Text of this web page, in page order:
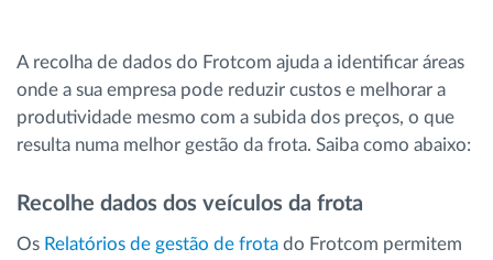
A recolha de dados do Frotcom ajuda a identificar áreas
onde a sua empresa pode reduzir custos e melhorar a
produtividade mesmo com a subida dos preços, o que
resulta numa melhor gestão da frota. Saiba como abaixo:
Recolhe dados dos veículos da frota
Os Relatórios de gestão de frota do Frotcom permitem